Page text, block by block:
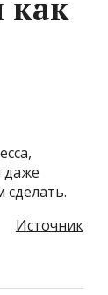
как
даже
сделать.
Источник